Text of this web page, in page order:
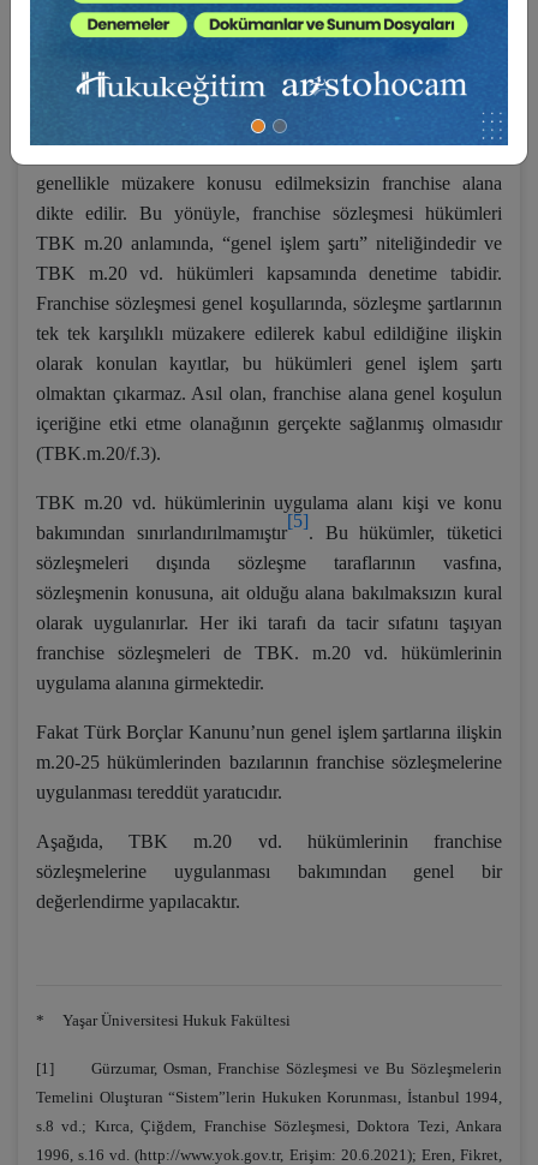
aynıdır. Bu, sürüm sistemini tüm satış aracıları için yeknesak
biçimde düzenleme gereği ve ihtiyacının doğal bir
sonucudur
Franchise verenin önceden tek taraflı belirlediği franchise
genellikle müzakere konusu edilmeksizin franchise alana
dikte edilir. Bu yönüyle, franchise sözleşmesi hükümleri
TBK m.20 anlamında, “genel işlem şartı” niteliğindedir ve
TBK m.20 vd. hükümleri kapsamında denetime tabidir.
Franchise sözleşmesi genel koşullarında, sözleşme şartlarının
tek tek karşılıklı müzakere edilerek kabul edildiğine ilişkin
olarak konulan kayıtlar, bu hükümleri genel işlem şartı
olmaktan çıkarmaz. Asıl olan, franchise alana genel koşulun
içeriğine etki etme olanağının gerçekte sağlanmış olmasıdır
(TBK.m.20/f.3).
TBK m.20 vd. hükümlerinin uygulama alanı kişi ve konu
bakımından sınırlandırılmamıştır
[5]
. Bu hükümler, tüketici
sözleşmeleri dışında sözleşme taraflarının vasfına,
sözleşmenin konusuna, ait olduğu alana bakılmaksızın kural
olarak uygulanırlar. Her iki tarafı da tacir sıfatını taşıyan
franchise sözleşmeleri de TBK. m.20 vd. hükümlerinin
uygulama alanına girmektedir.
Fakat Türk Borçlar Kanunu’nun genel işlem şartlarına ilişkin
m.20-25 hükümlerinden bazılarının franchise sözleşmelerine
uygulanması tereddüt yaratıcıdır.
Aşağıda, TBK m.20 vd. hükümlerinin franchise
sözleşmelerine uygulanması bakımından genel bir
değerlendirme yapılacaktır.
* Yaşar Üniversitesi Hukuk Fakültesi
[1] Gürzumar, Osman, Franchise Sözleşmesi ve Bu Sözleşmelerin
Temelini Oluşturan “Sistem”lerin Hukuken Korunması, İstanbul 1994,
s.8 vd.; Kırca, Çiğdem, Franchise Sözleşmesi, Doktora Tezi, Ankara
1996, s.16 vd. (http://www.yok.gov.tr, Erişim: 20.6.2021); Eren, Fikret,